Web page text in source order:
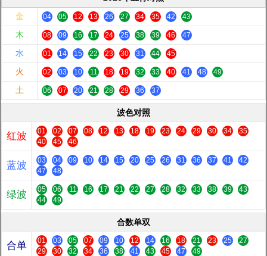
金
04 05 12 13 26 27 34 35 42 43
木 08 09 16 17 24 25 38 39 46 47
水 01 14 15 22 23 30 31 44 45
火 02 03 10 11 18 19 32 33 40 41 48 49
土 06 07 20 21 28 29 36 37
波色对照
红波 01 02 07 08 12 13 18 19 23 24 29 30 34
35
40
45 46
蓝波 03 04 09 10 14 15 20 25 26 31 36 37 41
42
47
48
绿波 05 06 11 16 17 21 22 27 28 32 33 38 39
43
44
49
合数单双
合单 01 03 05 07 09 10 12 14 16 18 21 23 25
27
29
30 32 34 36 38 41 43 45 47 49